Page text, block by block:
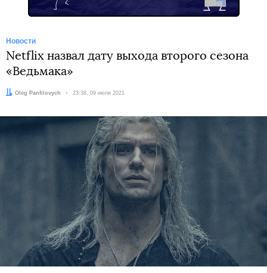
Новости
Netflix назвал дату выхода второго сезона
«Ведьмака»
Автор:
Oleg Panfilovych Дата:
23:38, 09 июля 2021